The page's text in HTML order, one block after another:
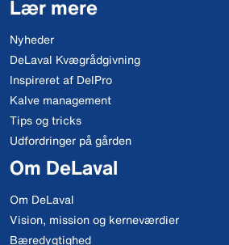
Lær mere
Nyheder
DeLaval Kvægrådgivning
Inspireret af DelPro
Kalve management
Tips og tricks
Udfordringer på gården
Om DeLaval
Om DeLaval
Vision, mission og kerneværdier
Bæredygtighed